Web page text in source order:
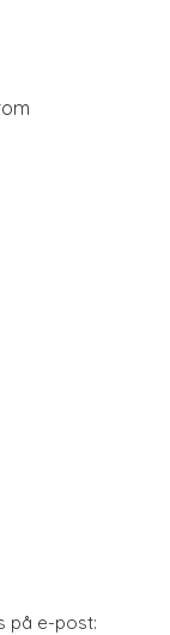
på e-post: